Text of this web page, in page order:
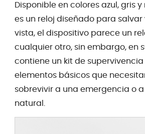
Disponible en colores azul, gris y
es un reloj diseñado para salvar
vista, el dispositivo parece un
cualquier otro, sin embargo, en
contiene un kit de
elementos básicos que
sobrevivir a una emergencia o
natural.